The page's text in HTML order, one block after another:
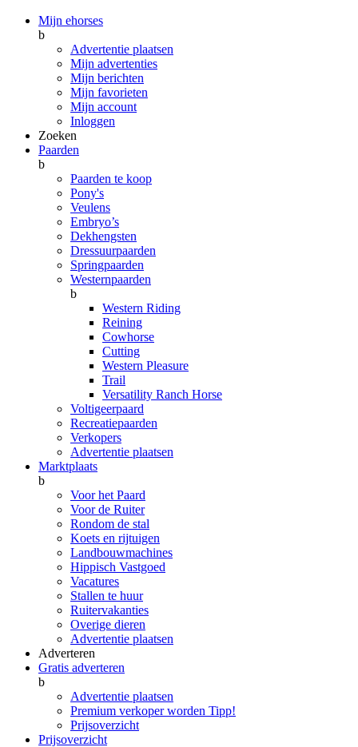
Mijn ehorses
b
Advertentie plaatsen
Mijn advertenties
Mijn berichten
Mijn favorieten
Mijn account
Inloggen
Zoeken
Paarden
b
Paarden te koop
Pony's
Veulens
Embryo’s
Dekhengsten
Dressuurpaarden
Springpaarden
Westernpaarden
b
Western Riding
Reining
Cowhorse
Cutting
Western Pleasure
Trail
Versatility Ranch Horse
Voltigeerpaard
Recreatiepaarden
Verkopers
Advertentie plaatsen
Marktplaats
b
Voor het Paard
Voor de Ruiter
Rondom de stal
Koets en rijtuigen
Landbouwmachines
Hippisch Vastgoed
Vacatures
Stallen te huur
Ruitervakanties
Overige dieren
Advertentie plaatsen
Adverteren
Gratis adverteren
b
Advertentie plaatsen
Premium verkoper worden Tipp!
Prijsoverzicht
Prijsoverzicht